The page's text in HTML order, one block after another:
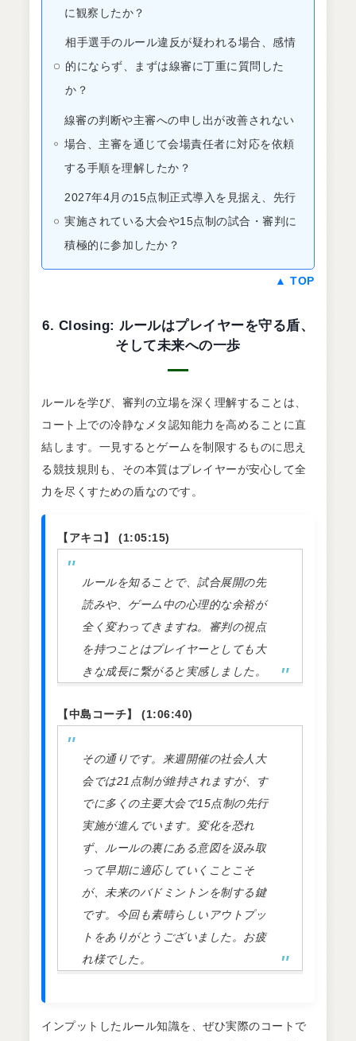
に観察したか？
相手選手のルール違反が疑われる場合、感情
的にならず、まずは線審に丁重に質問した
か？
線審の判断や主審への申し出が改善されない
場合、主審を通じて会場責任者に対応を依頼
する手順を理解したか？
2027年4月の15点制正式導入を見据え、先行
実施されている大会や15点制の試合・審判に
積極的に参加したか？
▲ TOP
6. Closing: ルールはプレイヤーを守る盾、
そして未来への一歩
ルールを学び、審判の立場を深く理解することは、
コート上での冷静なメタ認知能力を高めることに直
結します。一見するとゲームを制限するものに思え
る競技規則も、その本質はプレイヤーが安心して全
力を尽くすための盾なのです。
【アキコ】 (1:05:15)
ルールを知ることで、試合展開の先
読みや、ゲーム中の心理的な余裕が
全く変わってきますね。審判の視点
を持つことはプレイヤーとしても大
きな成長に繋がると実感しました。
【中島コーチ】 (1:06:40)
その通りです。来週開催の社会人大
会では21点制が維持されますが、す
でに多くの主要大会で15点制の先行
実施が進んでいます。変化を恐れ
ず、ルールの裏にある意図を汲み取
って早期に適応していくことこそ
が、未来のバドミントンを制する鍵
です。今回も素晴らしいアウトプッ
トをありがとうございました。お疲
れ様でした。
インプットしたルール知識を、ぜひ実際のコートで